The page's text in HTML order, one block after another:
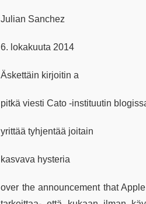
Julian Sanchez
6. lokakuuta 2014
Äskettäin kirjoitin a
pitkä viesti Cato -instituutin
yrittää tyhjentää joitain
kasvava hysteria
over the announcement that